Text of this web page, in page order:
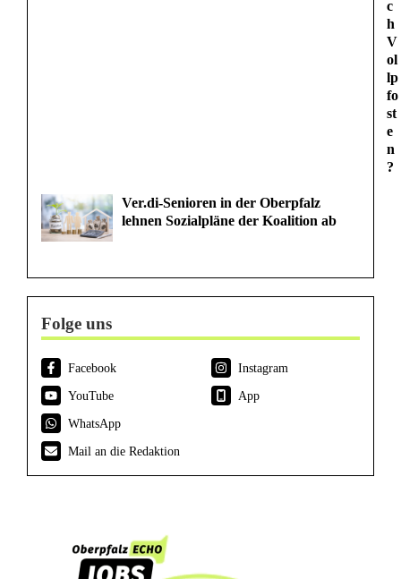
c
h
V
ol
lp
fo
st
e
n
?
Ver.di-Senioren in der Oberpfalz
lehnen Sozialpläne der Koalition ab
Folge uns
Facebook
Instagram
YouTube
App
WhatsApp
Mail an die Redaktion